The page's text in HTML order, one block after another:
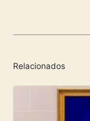
Relacionados